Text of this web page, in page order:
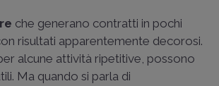
che generano contratti in pochi
risultati apparentemente decorosi.
alcune attività ripetitive, possono
Ma quando si parla di